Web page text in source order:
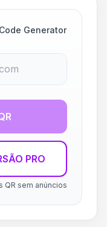
Generator
PRO
sem anúncios